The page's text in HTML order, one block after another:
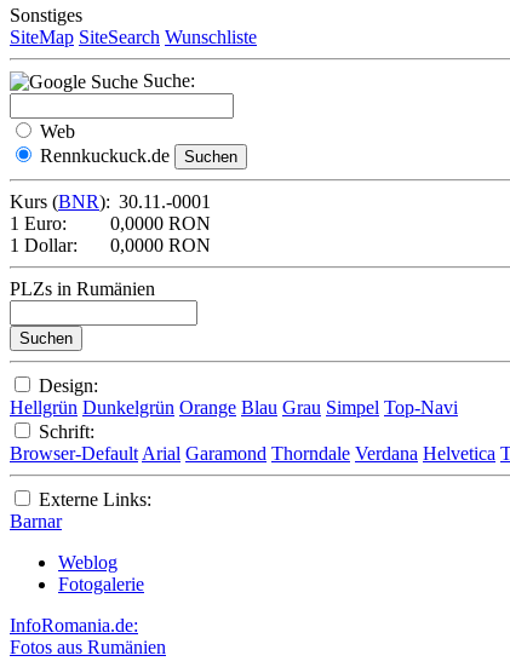
Sonstiges
SiteMap SiteSearch Wunschliste
Suche:
Web
Rennkuckuck.de
Kurs (BNR): 30.11.-0001
1 Euro:
0,0000 RON
1 Dollar:
0,0000 RON
PLZs in Rumänien
Design:
Hellgrün Dunkelgrün Orange Blau Grau Simpel Top-Navi
Schrift:
Browser-Default Arial Garamond Thorndale Verdana Helvetica
Externe Links:
Barnar
Weblog
Fotogalerie
InfoRomania.de:
Fotos aus Rumänien